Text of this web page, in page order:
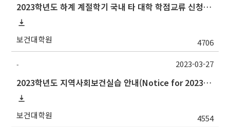
2023학년도 하계 계절학기 국내 타 대학 학점교류 신청 안내
보건대학원 4706
-
2023학년도 지역사회보건실습 안내(Notice for 2023 Community Health Field Training)
보건대학원 4554
2023-03-27